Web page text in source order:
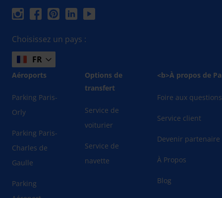
Choisissez un pays :
FR
Aéroports
Parking Paris-
Orly
Parking Paris-
Charles de
Gaulle
Parking
Options de
transfert
Service de
voiturier
Service de
navette
<b>À propos de
Foire aux questions
Service client
Devenir partenaire
À Propos
Blog